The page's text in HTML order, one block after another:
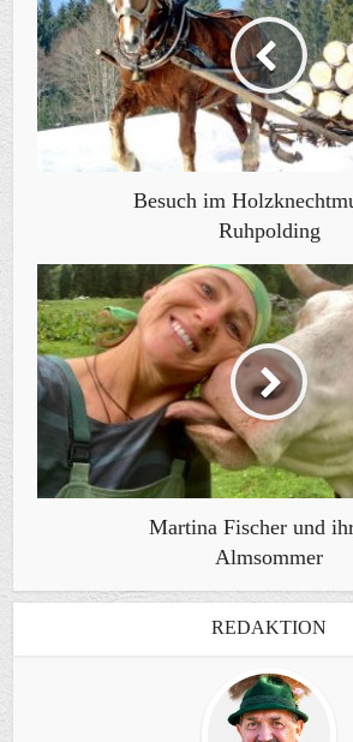
Besuch im
Ruhpolding
Martina Fischer und
Almsommer
REDAKTION